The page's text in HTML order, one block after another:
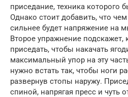
приседание, техника которого
Однако стоит добавить, что
сильнее будет напряжение на
Второе упражнение подскажет,
приседать, чтобы накачать
максимальный упор на эту
нужно встать так, чтобы ноги
развернув стопы наружу.
спиной, напрягая пресс и чуть